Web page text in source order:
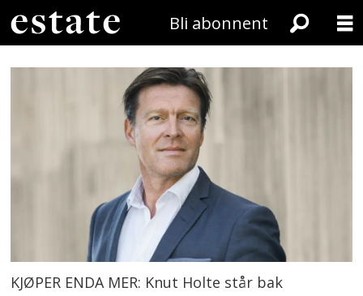
Bli abonnent
KJØPER ENDA MER: Knut Holte står bak